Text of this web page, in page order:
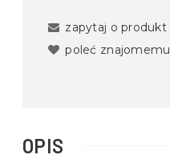
zapytaj o produkt
poleć znajomemu
OPIS